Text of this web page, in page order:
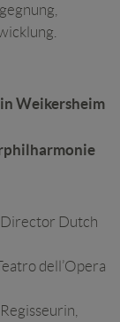
Weikersheim
Director Dutch
dell’Opera